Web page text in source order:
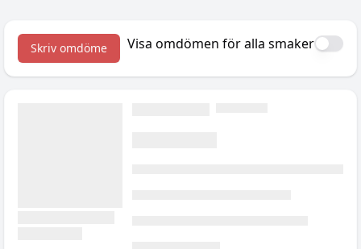
tillskotten som hjälper.
skada), och dostricket
Skriv omdöme Visa omdömen för alla smaker